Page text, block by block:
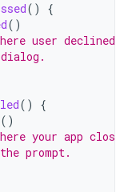
()
{
()
user declined
()
{
()
your app
prompt.